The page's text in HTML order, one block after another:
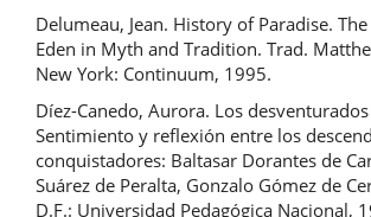
Delumeau, Jean. History of Paradise.
Eden in Myth and Tradition. Trad.
New York: Continuum, 1995.
Díez-Canedo, Aurora. Los
Sentimiento y reflexión entre los
conquistadores: Baltasar Dorantes de
Suárez de Peralta, Gonzalo Gómez de
D.F.: Universidad Pedagógica Nacional,